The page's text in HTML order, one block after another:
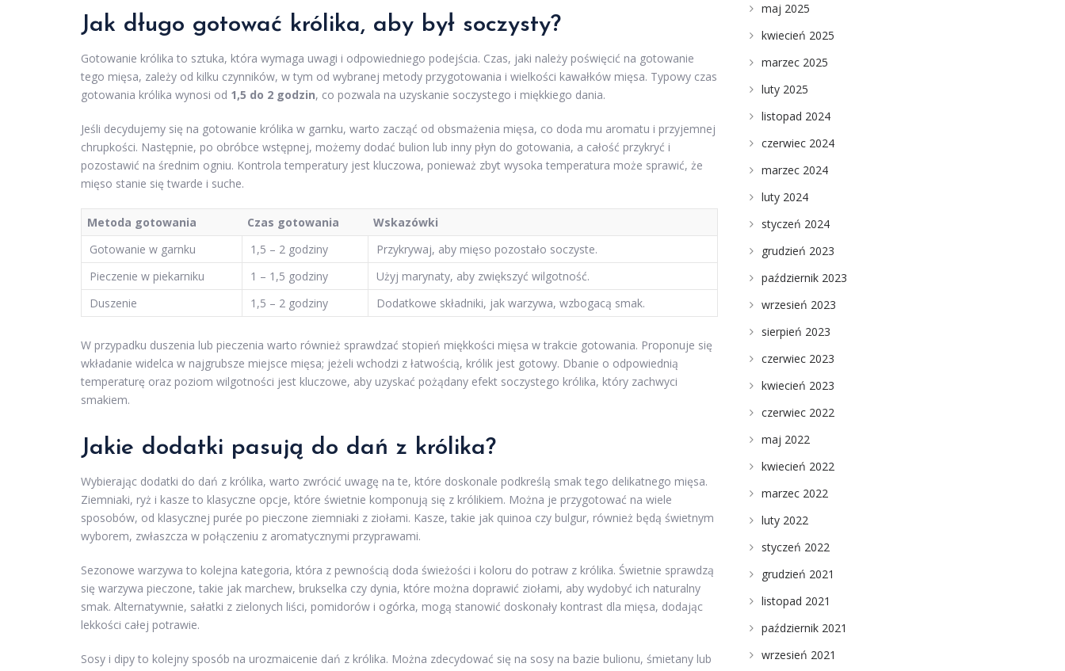
Jak długo gotować królika, aby był soczysty?
Gotowanie królika to sztuka, która wymaga uwagi i odpowiedniego podejścia. Czas, jaki należy poświęcić na gotowanie
tego mięsa, zależy od kilku czynników, w tym od wybranej metody przygotowania i wielkości kawałków mięsa. Typowy czas
gotowania królika wynosi od 1,5 do 2 godzin, co pozwala na uzyskanie soczystego i miękkiego dania.
Jeśli decydujemy się na gotowanie królika w garnku, warto zacząć od obsmażenia mięsa, co doda mu aromatu i przyjemnej
chrupkości. Następnie, po obróbce wstępnej, możemy dodać bulion lub inny płyn do gotowania, a całość przykryć i
pozostawić na średnim ogniu. Kontrola temperatury jest kluczowa, ponieważ zbyt wysoka temperatura może sprawić, że
mięso stanie się twarde i suche.
Metoda gotowania Czas gotowania
Wskazówki
Gotowanie w garnku
1,5 – 2 godziny
Przykrywaj, aby mięso pozostało soczyste.
Pieczenie w piekarniku
1 – 1,5 godziny
Użyj marynaty, aby zwiększyć wilgotność.
Duszenie
1,5 – 2 godziny Dodatkowe składniki, jak warzywa, wzbogacą smak.
W przypadku duszenia lub pieczenia warto również sprawdzać stopień miękkości mięsa w trakcie gotowania. Proponuje się
wkładanie widelca w najgrubsze miejsce mięsa; jeżeli wchodzi z łatwością, królik jest gotowy. Dbanie o odpowiednią
temperaturę oraz poziom wilgotności jest kluczowe, aby uzyskać pożądany efekt soczystego królika, który zachwyci
smakiem.
Jakie dodatki pasują do dań z królika?
Wybierając dodatki do dań z królika, warto zwrócić uwagę na te, które doskonale podkreślą smak tego delikatnego mięsa.
Ziemniaki, ryż i kasze to klasyczne opcje, które świetnie komponują się z królikiem. Można je przygotować na wiele
sposobów, od klasycznej purée po pieczone ziemniaki z ziołami. Kasze, takie jak quinoa czy bulgur, również będą świetnym
wyborem, zwłaszcza w połączeniu z aromatycznymi przyprawami.
Sezonowe warzywa to kolejna kategoria, która z pewnością doda świeżości i koloru do potraw z królika. Świetnie sprawdzą
się warzywa pieczone, takie jak marchew, brukselka czy dynia, które można doprawić ziołami, aby wydobyć ich naturalny
smak. Alternatywnie, sałatki z zielonych liści, pomidorów i ogórka, mogą stanowić doskonały kontrast dla mięsa, dodając
lekkości całej potrawie.
Sosy i dipy to kolejny sposób na urozmaicenie dań z królika. Można zdecydować się na sosy na bazie bulionu, śmietany lub
maj 2025
kwiecień 2025
marzec 2025
luty 2025
listopad 2024
czerwiec 2024
marzec 2024
luty 2024
styczeń 2024
grudzień 2023
październik 2023
wrzesień 2023
sierpień 2023
czerwiec 2023
kwiecień 2023
czerwiec 2022
maj 2022
kwiecień 2022
marzec 2022
luty 2022
styczeń 2022
grudzień 2021
listopad 2021
październik 2021
wrzesień 2021